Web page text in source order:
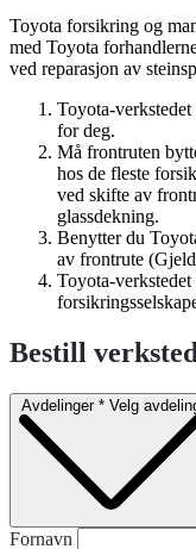
Toyota forsikring og
med Toyota
ved reparasjon av
Toyota-
for deg.
Må frontruten
hos de fleste
ved skifte av
glassdekning.
Benytter du
av frontrute
Toyota-
Bestill
Avdelinger * Velg
Fornavn